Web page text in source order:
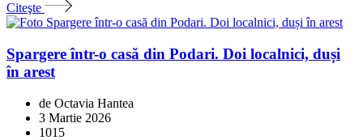
Citeşte
Spargere într-o casă din Podari. Doi localnici, duși
în arest
de Octavia Hantea
3 Martie 2026
1015